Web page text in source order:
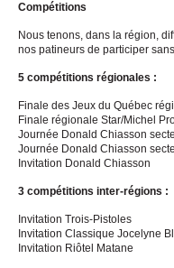
Compétitions
Nous tenons, dans la région,
nos patineurs de participer
5 compétitions régionales :
Finale des Jeux du Québec
Finale régionale Star/Michel
Journée Donald Chiasson
Journée Donald Chiasson
Invitation Donald Chiasson
3 compétitions inter-régions :
Invitation Trois-Pistoles
Invitation Classique Jocelyne
Invitation Riôtel Matane